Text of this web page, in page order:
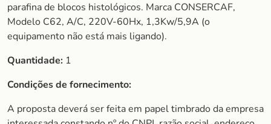
parafina de blocos histológicos. Marca CONSERCAF,
Modelo C62, A/C, 220V-60Hx, 1,3Kw/5,9A (o
equipamento não está mais ligando).
Quantidade: 1
Condições de fornecimento:
A proposta deverá ser feita em papel timbrado da empresa